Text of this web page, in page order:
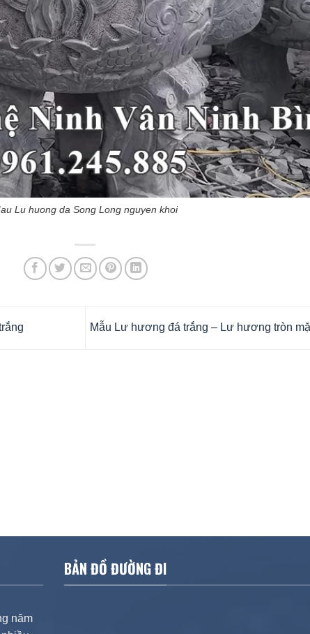
Lu huong da Song Long nguyen khoi
Mẫu Lư hương đá trắng – Lư hương tròn
năm
BẢN ĐỒ ĐƯỜNG ĐI